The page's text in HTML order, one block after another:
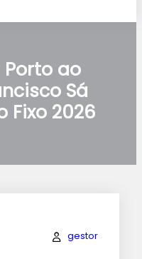
Porto ao
Sá
Fixo 2026
gestor